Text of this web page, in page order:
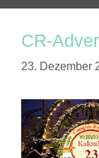
CR-
23. Dezember